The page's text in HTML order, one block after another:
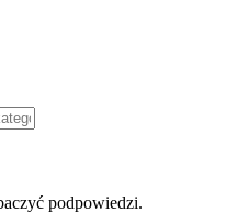
podpowiedzi.